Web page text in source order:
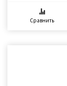
Сравнить